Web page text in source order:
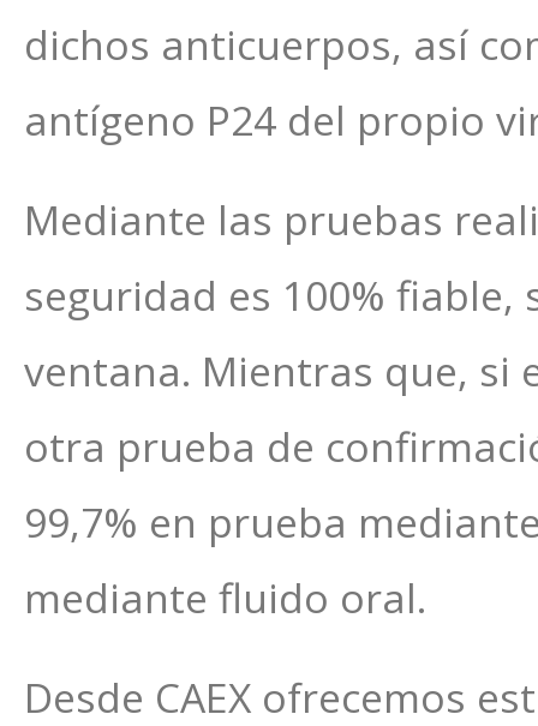
dichos anticuerpos, así
antígeno P24 del propio
Mediante las pruebas
seguridad es 100%
ventana. Mientras que, si
otra prueba de
99,7% en prueba
mediante fluido oral.
Desde CAEX ofrecemos